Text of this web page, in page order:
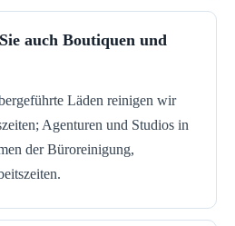
auch Boutiquen und
Läden reinigen wir
Agenturen und Studios in
der Büroreinigung,